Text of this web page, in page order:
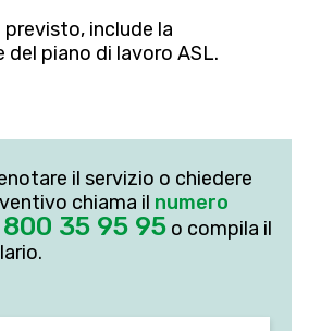
previsto, include la
del piano di lavoro ASL.
il servizio o chiedere
chiama il numero
800 35 95 95o compila il